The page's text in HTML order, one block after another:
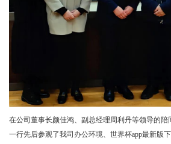
在公司董事长颜佳鸿、副总经理周利丹等领导的
一行先后参观了我司办公环境、世界杯app最新版